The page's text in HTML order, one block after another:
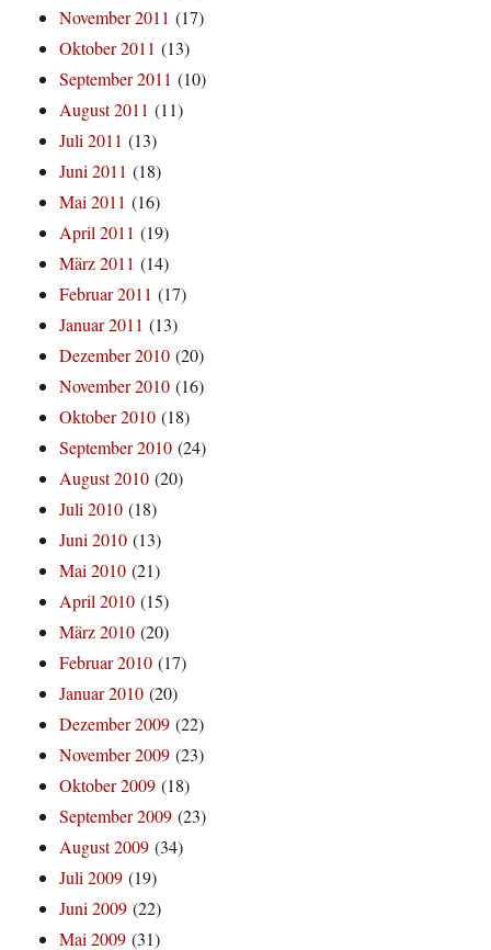
November 2011 (17)
Oktober 2011 (13)
September 2011 (10)
August 2011 (11)
Juli 2011 (13)
Juni 2011 (18)
Mai 2011 (16)
April 2011 (19)
März 2011 (14)
Februar 2011 (17)
Januar 2011 (13)
Dezember 2010 (20)
November 2010 (16)
Oktober 2010 (18)
September 2010 (24)
August 2010 (20)
Juli 2010 (18)
Juni 2010 (13)
Mai 2010 (21)
April 2010 (15)
März 2010 (20)
Februar 2010 (17)
Januar 2010 (20)
Dezember 2009 (22)
November 2009 (23)
Oktober 2009 (18)
September 2009 (23)
August 2009 (34)
Juli 2009 (19)
Juni 2009 (22)
Mai 2009 (31)